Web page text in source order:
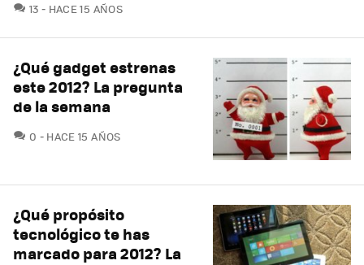
13 COMENTARIOS
HACE 15 AÑOS
¿Qué gadget estrenas
este 2012? La pregunta
de la semana
0 COMENTARIOS
HACE 15 AÑOS
¿Qué propósito
tecnológico te has
marcado para 2012? La